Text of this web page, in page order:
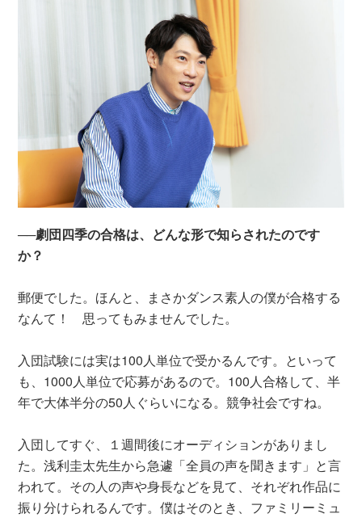
──劇団四季の合格は、どんな形で知らされたのです
か？
郵便でした。ほんと、まさかダンス素人の僕が合格する
なんて！ 思ってもみませんでした。
入団試験には実は100人単位で受かるんです。といって
も、1000人単位で応募があるので。100人合格して、半
年で大体半分の50人ぐらいになる。競争社会ですね。
入団してすぐ、１週間後にオーディションがありまし
た。浅利圭太先生から急遽「全員の声を聞きます」と言
われて。その人の声や身長などを見て、それぞれ作品に
振り分けられるんです。僕はそのとき、ファミリーミュ